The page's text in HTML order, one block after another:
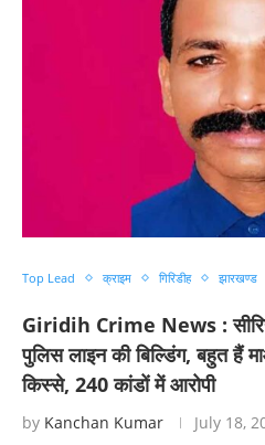
Top Lead क्राइम गिरिडीह झारखण्ड
Giridih Crime News :
पुलिस लाइन की बिल्डिंग, बहुत हैं
किस्से, 240 कांडों में आरोपी
by Kanchan Kumar July 18,